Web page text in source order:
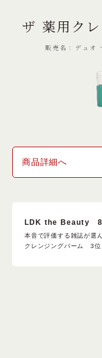
ザ 薬用ク
販売名：デュオ
商品詳細へ
LDK the Beauty 8
本音で評価する雑誌が選
クレンジングバーム 3位